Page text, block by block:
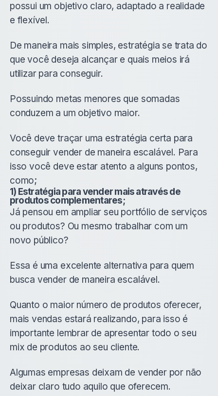
possui um objetivo claro, adaptado a realidade
e flexível.
De maneira mais simples, estratégia se trata do
que você deseja alcançar e quais meios irá
utilizar para conseguir.
Possuindo metas menores que somadas
conduzem a um objetivo maior.
Você deve traçar uma estratégia certa para
conseguir vender de maneira escalável. Para
isso você deve estar atento a alguns pontos,
como;
1) Estratégia para vender mais através de
produtos complementares;
Já pensou em ampliar seu portfólio de serviços
ou produtos? Ou mesmo trabalhar com um
novo público?
Essa é uma excelente alternativa para quem
busca vender de maneira escalável.
Quanto o maior número de produtos oferecer,
mais vendas estará realizando, para isso é
importante lembrar de apresentar todo o seu
mix de produtos ao seu cliente.
Algumas empresas deixam de vender por não
deixar claro tudo aquilo que oferecem.